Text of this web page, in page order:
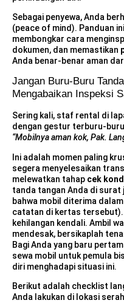
Sebagai penyewa, Anda
(peace of mind). Panduan
membongkar cara
dokumen, dan memastikan
Anda benar-benar aman
Jangan Buru-Buru
Mengabaikan Inspeksi
Sering kali, staf rental di
dengan gestur terburu-
“Mobilnya aman kok, Pak.
Ini adalah momen paling
segera menyelesaikan
melewatkan tahap cek
tanda tangan Anda di
bahwa mobil diterima
catatan di kertas
kehilangan kendali. Ambil
mendesak, bersikaplah
Bagi Anda yang baru
sewa mobil untuk pemula
diri menghadapi situasi ini.
Berikut adalah checklist
Anda lakukan di lokasi